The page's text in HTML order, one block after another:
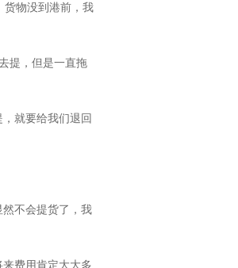
货物没到港前，我
提，但是一直拖
就要给我们退回
不会提货了，我
费用肯定大大多